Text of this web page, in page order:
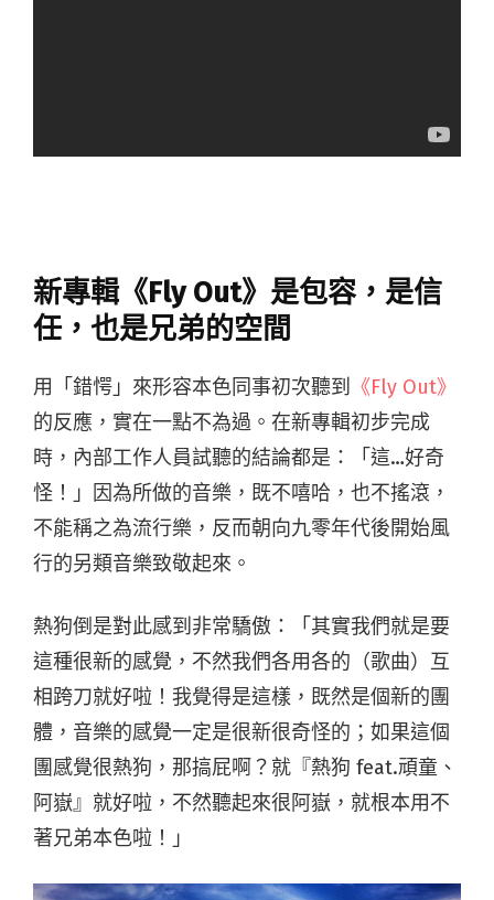
新專輯《Fly Out》是包容，是信
任，也是兄弟的空間
用「錯愕」來形容本色同事初次聽到
《Fly Out》
的反應，實在一點不為過。在新專輯初步完成
時，內部工作人員試聽的結論都是：「這…好奇
怪！」因為所做的音樂，既不嘻哈，也不搖滾，
不能稱之為流行樂，反而朝向九零年代後開始風
行的另類音樂致敬起來。
熱狗倒是對此感到非常驕傲：「其實我們就是要
這種很新的感覺，不然我們各用各的（歌曲）互
相跨刀就好啦！我覺得是這樣，既然是個新的團
體，音樂的感覺一定是很新很奇怪的；如果這個
團感覺很熱狗，那搞屁啊？就『熱狗 feat.頑童、
阿嶽』就好啦，不然聽起來很阿嶽，就根本用不
著兄弟本色啦！」